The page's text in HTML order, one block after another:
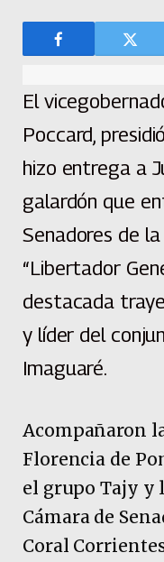
El
Poccard,
hizo entrega a
galardón que
Senadores de
“Libertador
destacada
y líder del
Imaguaré.
Acompañaron
Florencia de
el grupo Tajy y
Cámara de
Coral